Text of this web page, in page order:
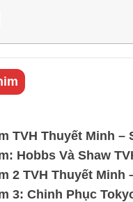
TVH Thuyết Minh –
Hobbs Và Shaw
2 TVH Thuyết Minh
3: Chinh Phục